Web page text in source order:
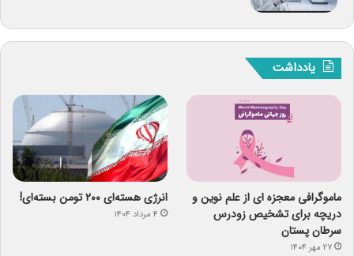
یادداشت
ماموگرافی معجزه ای از علم نوین و
دریچه برای تشخیص زودرس
سرطان پستان
۲۷ مهر ۱۴۰۴
انرژی هسته‌ای ۲۰۰ تومن بسته‌ای!
۴ مرداد ۱۴۰۴